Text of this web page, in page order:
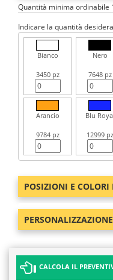
Quantità minima ordinabile
Indicare la quantità
Bianco
3450 pz
Nero
7648 pz
Arancio
9784 pz
Blu
12999 pz
POSIZIONI E
PERSONALIZZAZIONE
CALCOLA IL